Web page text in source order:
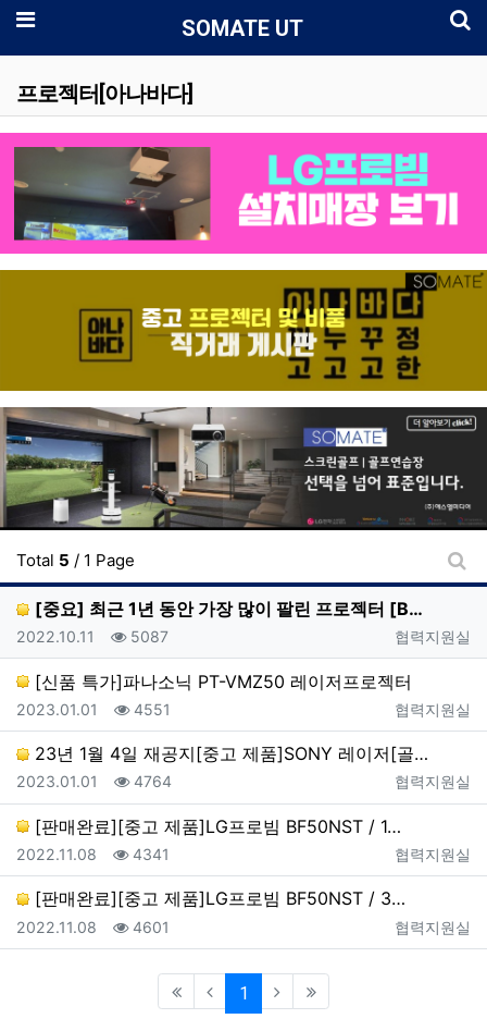
메뉴 SOMATE UT
프로젝터[아나바다]
Total 5 / 1 Page
게
[중요] 최근 1년 동안 가장 많이 팔린 프로젝터 [B…
등록자
협력지원실
등록일
2022.10.11 조회
5087
[신품 특가]파나소닉 PT-VMZ50 레이저프로젝터
등록자
협력지원실
등록일
2023.01.01 조회
4551
23년 1월 4일 재공지[중고 제품]SONY 레이저[골…
등록자
협력지원실
등록일
2023.01.01 조회
4764
[판매완료][중고 제품]LG프로빔 BF50NST / 1…
등록자
협력지원실
등록일
2022.11.08 조회
4341
[판매완료][중고 제품]LG프로빔 BF50NST / 3…
등록자
협력지원실
등록일
2022.11.08 조회
4601
1 (current)